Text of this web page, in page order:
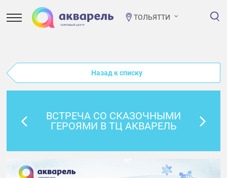
ТОЛЬЯТТИ
Назад к списку
ВСТРЕЧА СО СКАЗОЧНЫМИ
ГЕРОЯМИ В ТЦ АКВАРЕЛЬ